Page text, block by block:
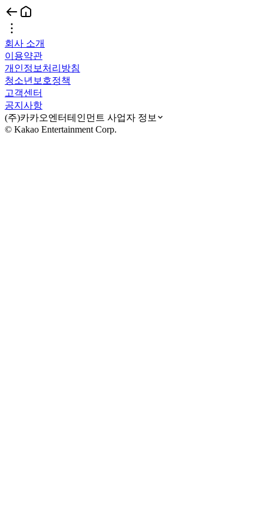
회사 소개
이용약관
개인정보처리방침
청소년보호정책
고객센터
공지사항
(주)카카오엔터테인먼트 사업자 정보
© Kakao Entertainment Corp.